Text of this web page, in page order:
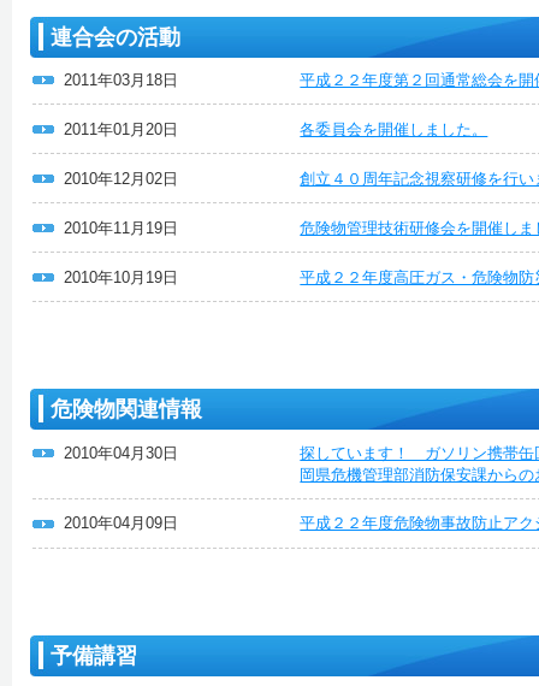
連合会の活動
2011年03月18日 平成２２年度第２回通常総会を
2011年01月20日 各委員会を開催しました。
2010年12月02日 創立４０周年記念視察研修を行い
2010年11月19日 危険物管理技術研修会を開催しま
2010年10月19日 平成２２年度高圧ガス・危険物
危険物関連情報
2010年04月30日
探しています！ ガソリン携帯缶
岡県危機管理部消防保安課から
2010年04月09日 平成２２年度危険物事故防止ア
予備講習